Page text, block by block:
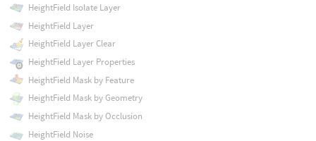
HeightField Isolate Layer
HeightField Layer
HeightField Layer Clear
HeightField Layer Properties
HeightField Mask by Feature
HeightField Mask by Geometry
HeightField Mask by Occlusion
HeightField Noise